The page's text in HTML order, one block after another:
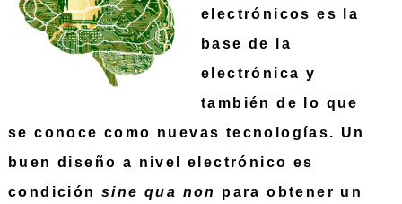
electrónicos es la
base de la
electrónica y
también de lo que
se conoce como nuevas tecnologías. Un
buen diseño a nivel electrónico es
condición sine qua non
para obtener un